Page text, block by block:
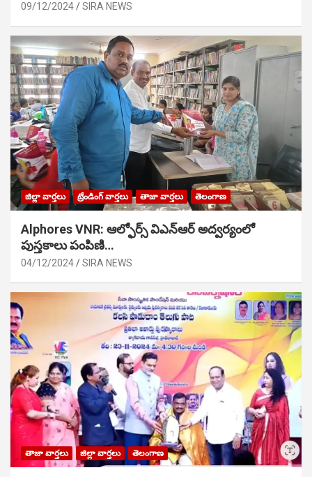
09/12/2024 SIRA NEWS
జిల్లా వార్తలు ట్రేండింగ్ వార్తలు తాజా వార్తలు తెలంగాణ
Alphores VNR: ఆల్ఫోర్స్ విఎన్ఆర్ అద్వర్యంలో
పుస్తకాలు పంపిణి…
04/12/2024 SIRA NEWS
తాజా వార్తలు జిల్లా వార్తలు తెలంగాణ